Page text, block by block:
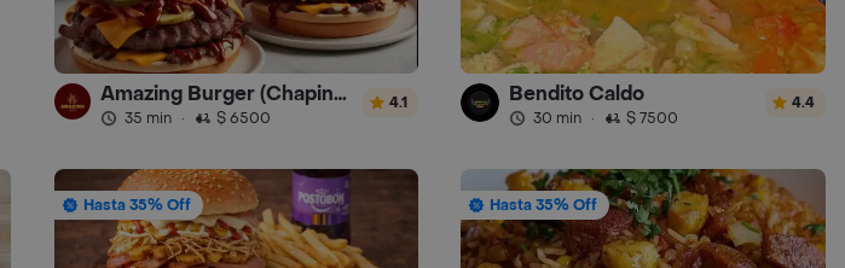
Amazing Burger (Chapinero)
35 min · $ 6500
4.1 Bendito Caldo
30 min · $ 7500
4.4
Hasta 35% Off Hasta 35% Off